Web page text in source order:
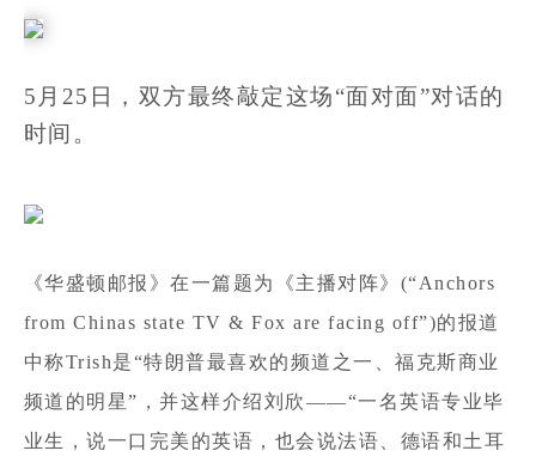
5月25日，双方最终敲定这场“面对面”对话的
时间。
《华盛顿邮报》在一篇题为《主播对阵》(“Anchors
from Chinas state TV & Fox are facing off”)的报道
中称Trish是“特朗普最喜欢的频道之一、福克斯商业
频道的明星”，并这样介绍刘欣——“一名英语专业毕
业生，说一口完美的英语，也会说法语、德语和土耳